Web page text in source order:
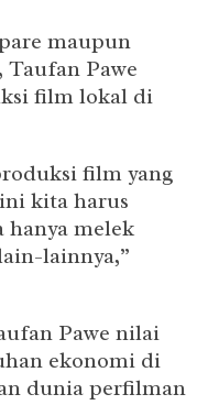
maupun
Taufan Pawe
film lokal di
film yang
kita harus
hanya melek
lainnya,”
Pawe nilai
ekonomi di
dunia perfilman